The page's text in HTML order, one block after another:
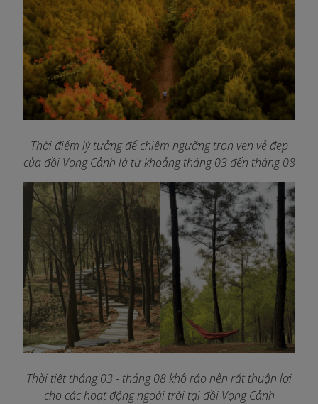
Thời điểm lý tưởng để chiêm ngưỡng trọn vẹn vẻ đẹp
của đồi Vọng Cảnh là từ khoảng tháng 03 đến tháng 08
Thời tiết tháng 03 - tháng 08 khô ráo nên rất thuận lợi
cho các hoạt động ngoài trời tại đồi Vọng Cảnh